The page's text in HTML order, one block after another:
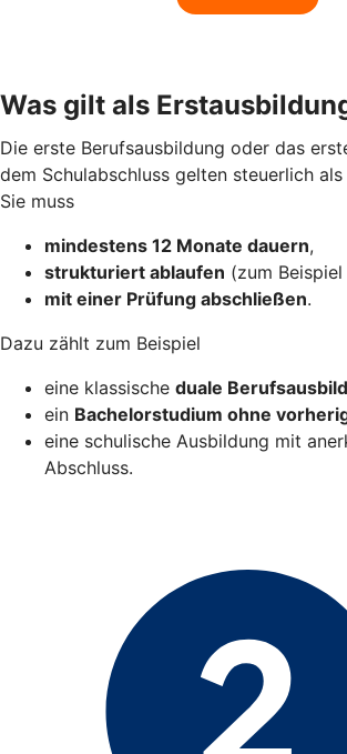
Was gilt als
Die erste Berufsausbildung oder das
dem Schulabschluss gelten steuerlich
Sie muss
mindestens 12 Monate dauern,
strukturiert ablaufen (zum
mit einer Prüfung abschließen.
Dazu zählt zum Beispiel
eine klassische duale
ein Bachelorstudium ohne
eine schulische Ausbildung mit
Abschluss.